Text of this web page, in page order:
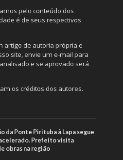
pelo conteúdo dos
é de seus respectivos
artigo de autoria própria e
site, envie um e-mail para
e se aprovado será
os créditos dos autores.
da Ponte Pirituba à Lapa segue
Prefeito visita
obras na região